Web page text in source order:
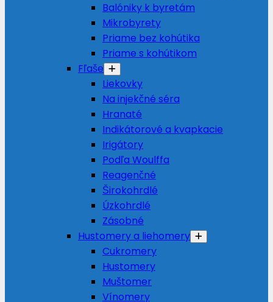
Balóniky k byretám
Mikrobyrety
Priame bez kohútika
Priame s kohútikom
Fľaše
Liekovky
Na injekčné séra
Hranaté
Indikátorové a kvapkacie
Irigátory
Podľa Woulffa
Reagenčné
Širokohrdlé
Úzkohrdlé
Zásobné
Hustomery a liehomery
Cukromery
Hustomery
Muštomer
Vínomery